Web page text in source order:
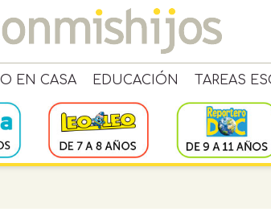
EN CASA EDUCACIÓN TAREAS